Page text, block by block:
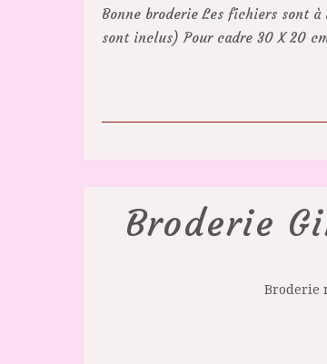
Bonne broderie Les fichiers sont
sont inclus) Pour cadre 30 X 20
Broderie
Broderie